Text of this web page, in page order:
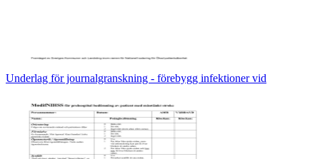
Underlag för journalgranskning - förebygg infektioner vid